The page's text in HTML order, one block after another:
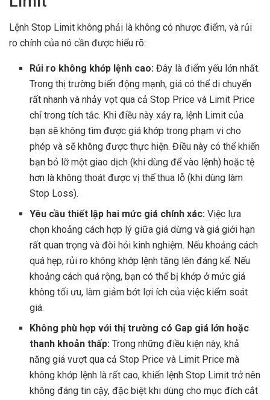
Lệnh Stop Limit không phải là không có nhược điểm, và rủi
ro chính của nó cần được hiểu rõ:
Rủi ro không khớp lệnh cao: Đây là điểm yếu lớn nhất.
Trong thị trường biến động mạnh, giá có thể di chuyển
rất nhanh và nhảy vọt qua cả Stop Price và Limit Price
chỉ trong tích tắc. Khi điều này xảy ra, lệnh Limit của
bạn sẽ không tìm được giá khớp trong phạm vi cho
phép và sẽ không được thực hiện. Điều này có thể khiến
bạn bỏ lỡ một giao dịch (khi dùng để vào lệnh) hoặc tệ
hơn là không thoát được vị thế thua lỗ (khi dùng làm
Stop Loss).
Yêu cầu thiết lập hai mức giá chính xác: Việc lựa
chọn khoảng cách hợp lý giữa giá dừng và giá giới hạn
rất quan trọng và đòi hỏi kinh nghiệm. Nếu khoảng cách
quá hẹp, rủi ro không khớp lệnh tăng lên đáng kể. Nếu
khoảng cách quá rộng, bạn có thể bị khớp ở mức giá
không tối ưu, làm giảm bớt lợi ích của việc kiểm soát
giá.
Không phù hợp với thị trường có Gap giá lớn hoặc
thanh khoản thấp: Trong những điều kiện này, khả
năng giá vượt qua cả Stop Price và Limit Price mà
không khớp lệnh là rất cao, khiến lệnh Stop Limit trở nên
không đáng tin cậy, đặc biệt khi dùng cho mục đích cắt